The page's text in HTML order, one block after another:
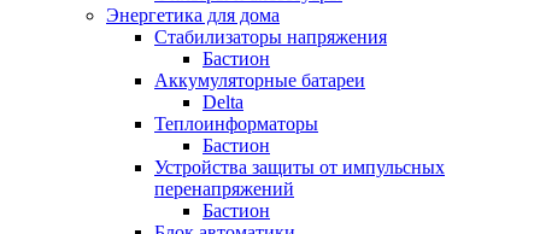
Энергетика для дома
Стабилизаторы напряжения
Бастион
Аккумуляторные батареи
Delta
Теплоинформаторы
Бастион
Устройства защиты от импульсных
перенапряжений
Бастион